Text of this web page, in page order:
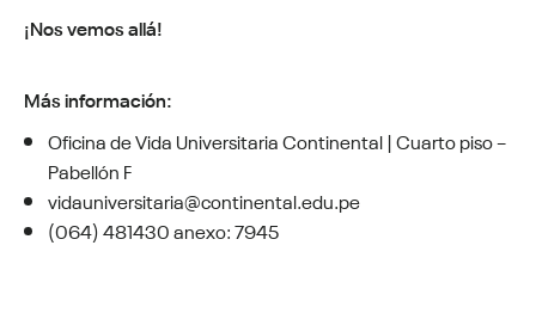
¡Nos vemos allá!
Más información:
Oficina de Vida Universitaria Continental | Cuarto piso –
Pabellón F
vidauniversitaria@continental.edu.pe
(064) 481430 anexo: 7945